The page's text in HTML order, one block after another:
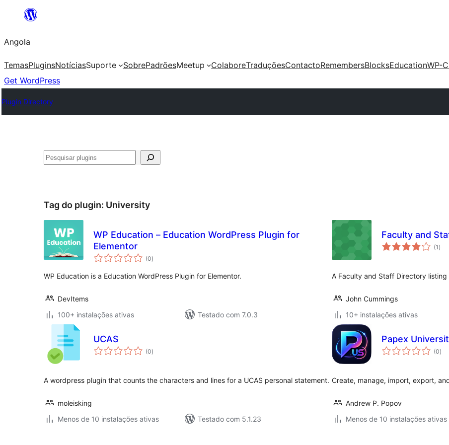
Saltar
o
conteúdo
Angola
TemasPluginsNotíciasSuporte SobrePadrõesMeetup ColaboreTraduçõesContactoRemembersBlocksEducationWP-
Get WordPress
Plugin Directory
Pesquisar
Tag do plugin: University
WP Education – Education WordPress Plugin for
Elementor
(0avaliações
totais
)
WP Education is a Education WordPress Plugin for Elementor.
DevItems
100+ instalações ativas
Testado com 7.0.3
Faculty and
(1 )
A Faculty and Staff Directory
John Cummings
10+ instalações ativas
UCAS
(0avaliações
totais
)
A wordpress plugin that counts the characters and lines for a UCAS personal statement.
moleisking
Menos de 10 instalações ativas
Testado com 5.1.23
Papex
(0)
Create, manage, import, export,
Andrew P. Popov
Menos de 10 instalações ativas